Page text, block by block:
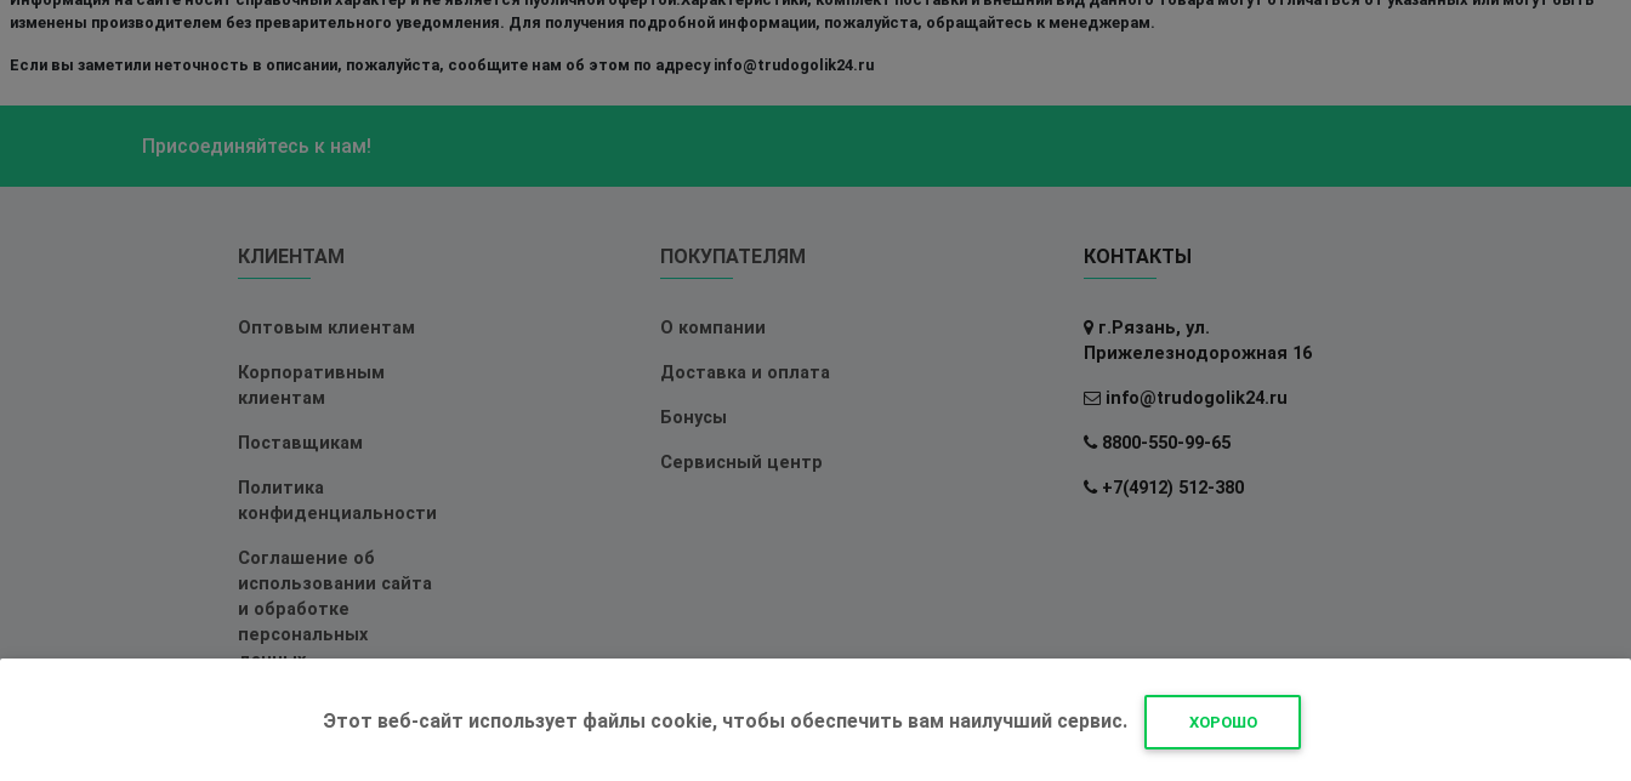
изменены производителем без преварительного уведомления. Для получения подробной информации, пожалуйста, обращайтесь к менеджерам.
Если вы заметили неточность в описании, пожалуйста, сообщите нам об этом по адресу info@trudogolik24.ru
Присоединяйтесь к нам!
КЛИЕНТАМ
Оптовым клиентам
Корпоративным
клиентам
Поставщикам
Политика
конфиденциальности
Соглашение об
использовании сайта
и обработке
персональных
данных
ПОКУПАТЕЛЯМ
О компании
Доставка и оплата
Бонусы
Сервисный центр
КОНТАКТЫ
г.Рязань, ул.
Прижелезнодорожная 16
info@trudogolik24.ru
8800-550-99-65
+7(4912) 512-380
Этот веб-сайт использует файлы cookie, чтобы обеспечить вам наилучший сервис. ХОРОШО